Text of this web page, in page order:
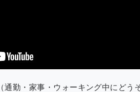
（通勤・家事・ウォーキング中にどう